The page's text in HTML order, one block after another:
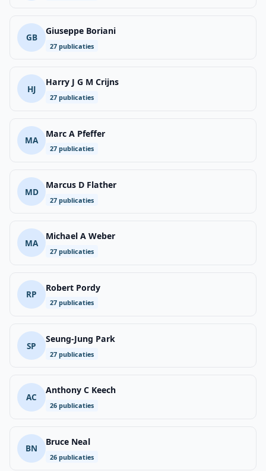
GB
Giuseppe Boriani
27 publicaties
HJ
Harry J G M Crijns
27 publicaties
MA
Marc A Pfeffer
27 publicaties
MD
Marcus D Flather
27 publicaties
MA
Michael A Weber
27 publicaties
RP
Robert Pordy
27 publicaties
SP
Seung-Jung Park
27 publicaties
AC
Anthony C Keech
26 publicaties
BN
Bruce Neal
26 publicaties